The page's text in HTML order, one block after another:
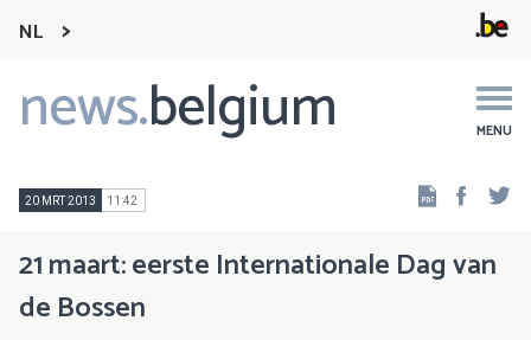
NL
news.belgium MENU
Main
navigation
20 MRT 2013 11:42
21 maart: eerste Internationale Dag van
de Bossen